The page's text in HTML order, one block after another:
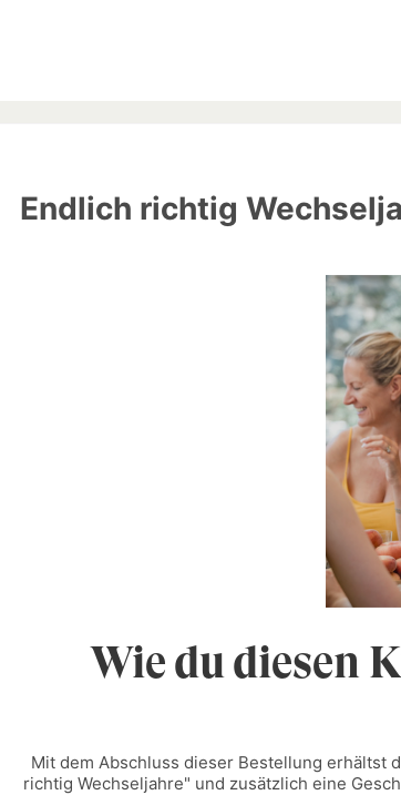
Endlich richtig
Wie du diesen
Mit dem Abschluss dieser Bestellung erhältst
richtig Wechseljahre" und zusätzlich eine